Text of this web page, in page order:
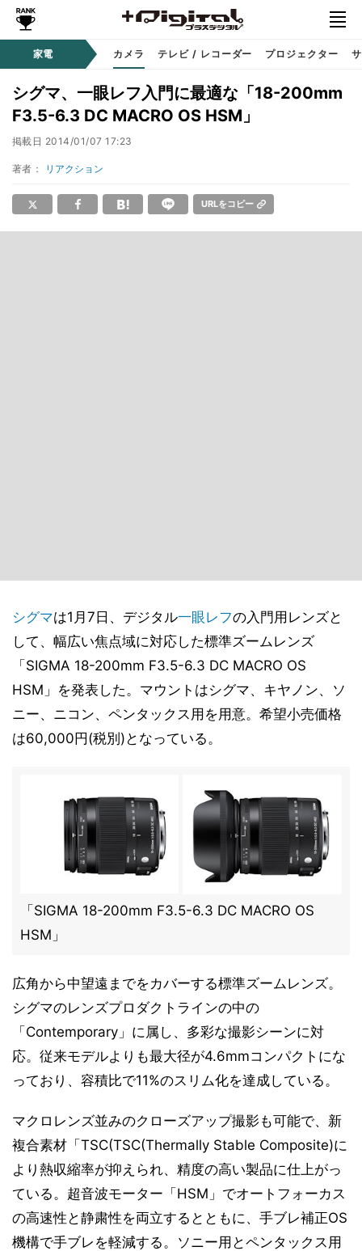
家電 カメラ テレビ / レコーダー プロジェクター
シグマ、一眼レフ入門に最適な「18-200mm
F3.5-6.3 DC MACRO OS HSM」
掲載日 2014/01/07 17:23
著者： リアクション
URLをコピー
シグマは1月7日、デジタル一眼レフの入門用レンズと
して、幅広い焦点域に対応した標準ズームレンズ
「SIGMA 18-200mm F3.5-6.3 DC MACRO OS
HSM」を発表した。マウントはシグマ、キヤノン、ソ
ニー、ニコン、ペンタックス用を用意。希望小売価格
は60,000円(税別)となっている。
「SIGMA 18-200mm F3.5-6.3 DC MACRO OS
HSM」
広角から中望遠までをカバーする標準ズームレンズ。
シグマのレンズプロダクトラインの中の
「Contemporary」に属し、多彩な撮影シーンに対
応。従来モデルよりも最大径が4.6mmコンパクトにな
っており、容積比で11%のスリム化を達成している。
マクロレンズ並みのクローズアップ撮影も可能で、新
複合素材「TSC(TSC(Thermally Stable Composite)に
より熱収縮率が抑えられ、精度の高い製品に仕上がっ
ている。超音波モーター「HSM」でオートフォーカス
の高速性と静粛性を両立するとともに、手ブレ補正OS
機構で手ブレを軽減する。ソニー用とペンタックス用